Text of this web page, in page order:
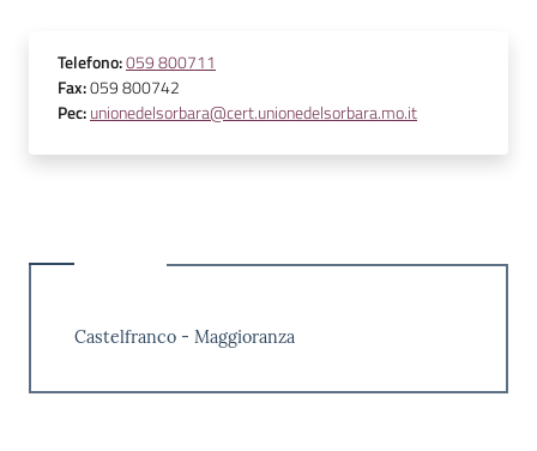
Telefono:059 800711
Fax:059 800742
Pec:unionedelsorbara@cert.unionedelsorbara.mo.it
Castelfranco - Maggioranza